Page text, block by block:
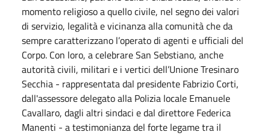
momento religioso a quello civile, nel segno dei valori
di servizio, legalità e vicinanza alla comunità che da
sempre caratterizzano l’operato di agenti e ufficiali del
Corpo. Con loro, a celebrare San Sebstiano, anche
autorità civili, militari e i vertici dell’Unione Tresinaro
Secchia - rappresentata dal presidente Fabrizio Corti,
dall'assessore delegato alla Polizia locale Emanuele
Cavallaro, dagli altri sindaci e dal direttore Federica
Manenti - a testimonianza del forte legame tra il